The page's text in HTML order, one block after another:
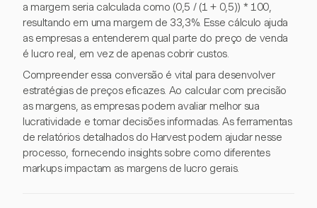
a margem seria calculada como (0,5 / (1 + 0,5)) * 100,
resultando em uma margem de 33,3%. Esse cálculo ajuda
as empresas a entenderem qual parte do preço de venda
é lucro real, em vez de apenas cobrir custos.
Compreender essa conversão é vital para desenvolver
estratégias de preços eficazes. Ao calcular com precisão
as margens, as empresas podem avaliar melhor sua
lucratividade e tomar decisões informadas. As ferramentas
de relatórios detalhados do Harvest podem ajudar nesse
processo, fornecendo insights sobre como diferentes
markups impactam as margens de lucro gerais.